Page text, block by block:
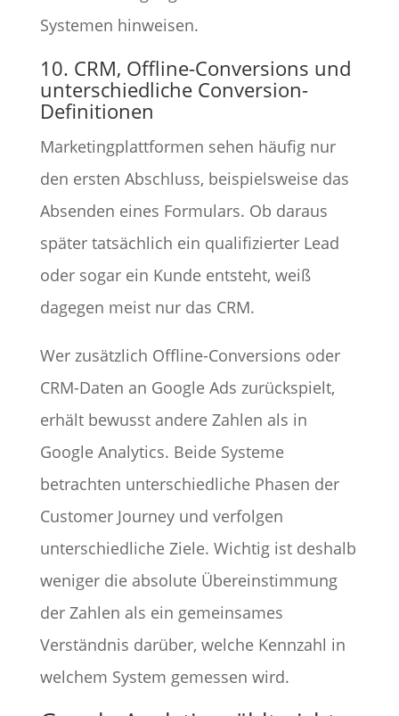
Systemen hinweisen.
10. CRM, Offline-Conversions und
unterschiedliche Conversion-
Definitionen
Marketingplattformen sehen häufig nur
den ersten Abschluss, beispielsweise das
Absenden eines Formulars. Ob daraus
später tatsächlich ein qualifizierter Lead
oder sogar ein Kunde entsteht, weiß
dagegen meist nur das CRM.
Wer zusätzlich Offline-Conversions oder
CRM-Daten an Google Ads zurückspielt,
erhält bewusst andere Zahlen als in
Google Analytics. Beide Systeme
betrachten unterschiedliche Phasen der
Customer Journey und verfolgen
unterschiedliche Ziele. Wichtig ist deshalb
weniger die absolute Übereinstimmung
der Zahlen als ein gemeinsames
Verständnis darüber, welche Kennzahl in
welchem System gemessen wird.